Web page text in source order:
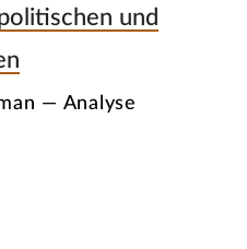
und
— Analyse